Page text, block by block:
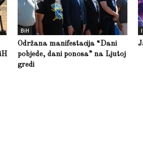
BiH
Održana manifestacija “Dani
pobjede, dani ponosa” na Ljutoj
gredi